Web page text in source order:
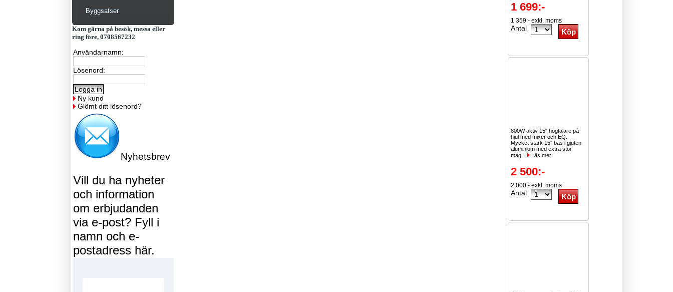
Byggsatser
Kom gärna på besök, messa eller
ring före, 0708567232
Användarnamn:
Lösenord:
Ny kund
Glömt ditt lösenord?
Nyhetsbrev
Vill du ha nyheter
och information
om erbjudanden
via e-post? Fyll i
namn och e-
postadress här.
1 699:-
1 359:- exkl. moms
Antal
800W aktiv 15" högtalare på
hjul med mixer och EQ.
Mycket stark 15" bas i gjuten
aluminium med extra stor
mag...
Läs mer
2 500:-
2 000:- exkl. moms
Antal